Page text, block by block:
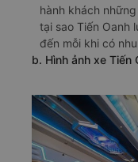
hành khách
tại sao Tiến Oanh
đến mỗi khi có
b. Hình ảnh xe Tiến